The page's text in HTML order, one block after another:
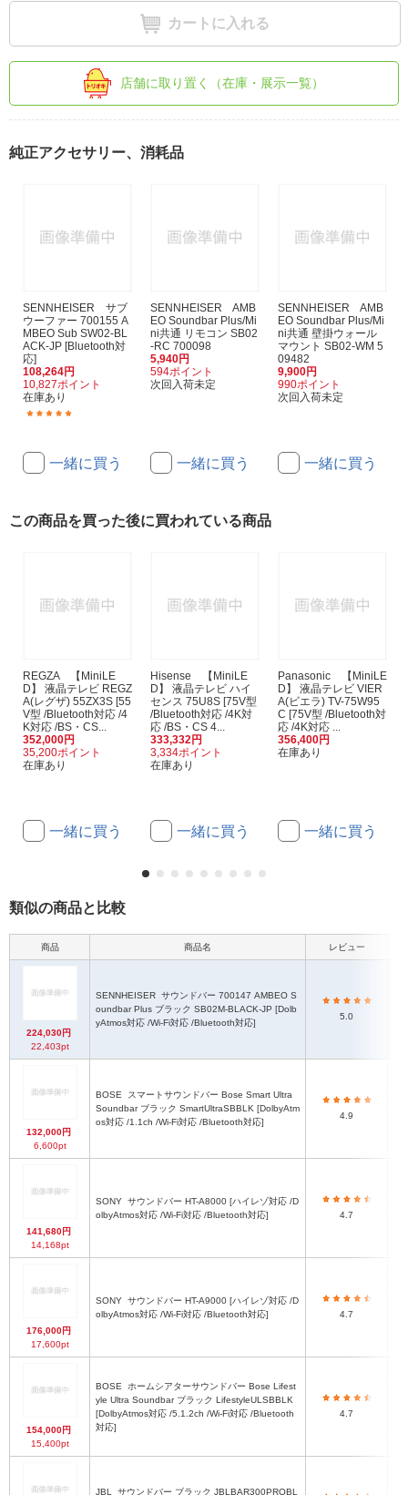
カートに入れる
店舗に取り置く（在庫・展示一覧）
純正アクセサリー、消耗品
SENNHEISER サブ
ウーファー 700155 A
MBEO Sub SW02-BL
ACK-JP [Bluetooth対
応]
108,264円
10,827ポイント
在庫あり
一緒に買う
SENNHEISER AMB
EO Soundbar Plus/Mi
ni共通 リモコン SB02
-RC 700098
5,940円
594ポイント
次回入荷未定
一緒に買う
SENNHEISER AMB
EO Soundbar Plus/Mi
ni共通 壁掛ウォール
マウント SB02-WM 5
09482
9,900円
990ポイント
次回入荷未定
一緒に買う
この商品を買った後に買われている商品
REGZA 【MiniLE
D】 液晶テレビ REGZ
A(レグザ) 55ZX3S [55
V型 /Bluetooth対応 /4
K対応 /BS・CS...
352,000円
35,200ポイント
在庫あり
一緒に買う
Hisense 【MiniLE
D】 液晶テレビ ハイ
センス 75U8S [75V型
/Bluetooth対応 /4K対
応 /BS・CS 4...
333,332円
3,334ポイント
在庫あり
一緒に買う
Panasonic 【MiniLE
D】 液晶テレビ VIER
A(ビエラ) TV-75W95
C [75V型 /Bluetooth対
応 /4K対応 ...
356,400円
在庫あり
一緒に買う
類似の商品と比較
商品 商品名 レビュー
224,030円
22,403pt
SENNHEISER
oundbar Plus ブラック SB02M-BLACK-JP [Dolb
yAtmos対応 /Wi-Fi対応 /Bluetooth対応]
5.0
132,000円
6,600pt
BOSE
Soundbar ブラック SmartUltraSBBLK [DolbyAtm
os対応 /1.1ch /Wi-Fi対応 /Bluetooth対応]
4.9
141,680円
14,168pt
SONY
olbyAtmos対応 /Wi-Fi対応 /Bluetooth対応]
4.7
176,000円
17,600pt
SONY
olbyAtmos対応 /Wi-Fi対応 /Bluetooth対応]
4.7
154,000円
15,400pt
BOSE
yle Ultra Soundbar ブラック LifestyleULSBBLK
[DolbyAtmos対応 /5.1.2ch /Wi-Fi対応 /Bluetooth
対応]
4.7
JBL